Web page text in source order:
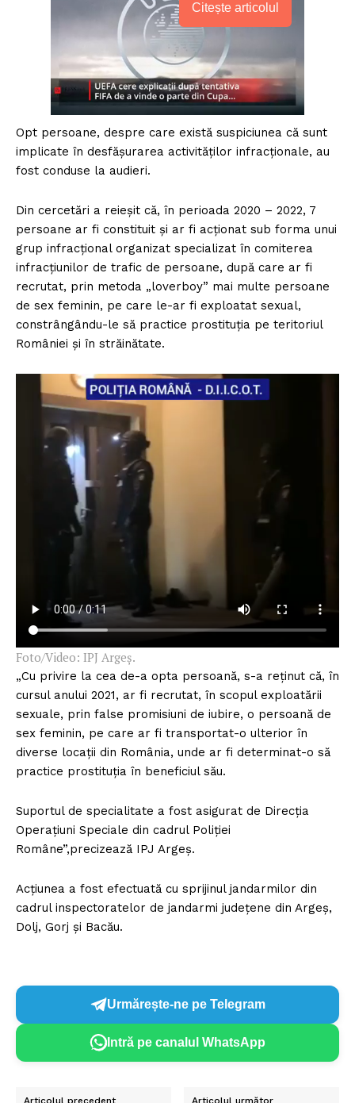
Citește articolul
Opt persoane, despre care există suspiciunea că sunt
implicate în desfășurarea activităților infracționale, au
fost conduse la audieri.
Din cercetări a reieșit că, în perioada 2020 – 2022, 7
persoane ar fi constituit și ar fi acționat sub forma unui
grup infracțional organizat specializat în comiterea
infracțiunilor de trafic de persoane, după care ar fi
recrutat, prin metoda „loverboy” mai multe persoane
de sex feminin, pe care le-ar fi exploatat sexual,
constrângându-le să practice prostituția pe teritoriul
României și în străinătate.
Foto/Video: IPJ Argeș.
„Cu privire la cea de-a opta persoană, s-a reținut că, în
cursul anului 2021, ar fi recrutat, în scopul exploatării
sexuale, prin false promisiuni de iubire, o persoană de
sex feminin, pe care ar fi transportat-o ulterior în
diverse locații din România, unde ar fi determinat-o să
practice prostituția în beneficiul său.
Suportul de specialitate a fost asigurat de Direcţia
Operațiuni Speciale din cadrul Poliției
Române”,precizează IPJ Argeș.
Acțiunea a fost efectuată cu sprijinul jandarmilor din
cadrul inspectoratelor de jandarmi județene din Argeș,
Dolj, Gorj și Bacău.
Urmărește-ne pe Telegram
Intră pe canalul WhatsApp
Articolul precedent Articolul următor